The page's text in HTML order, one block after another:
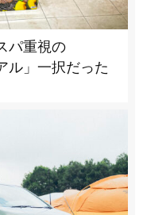
パ重視の
ル」一択だった